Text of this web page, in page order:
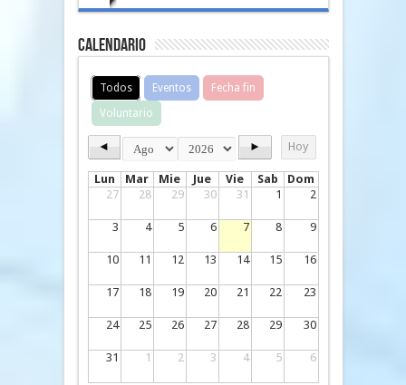
Calendario
Todos Eventos
Fecha fin
Voluntario
◄ ► Hoy
Lun Mar Mie Jue Vie Sab
Dom
27
28 29 30 31 1 2
3 4 5 6 7 8 9
10 11 12 13 14 15 16
17 18 19 20 21 22 23
24 25 26 27 28 29 30
31 1 2 3 4 5 6